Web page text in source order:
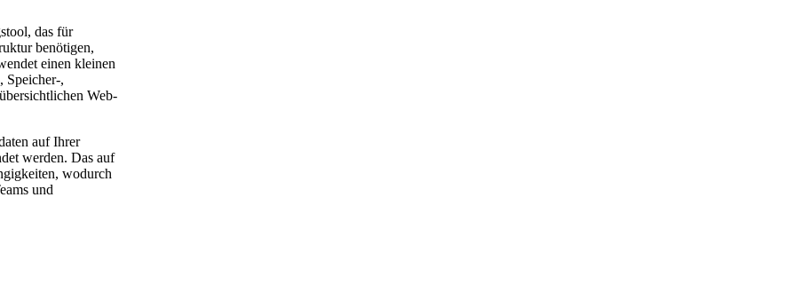
das für
benötigen,
einen kleinen
Speicher-,
Web-
auf Ihrer
werden. Das auf
wodurch
und